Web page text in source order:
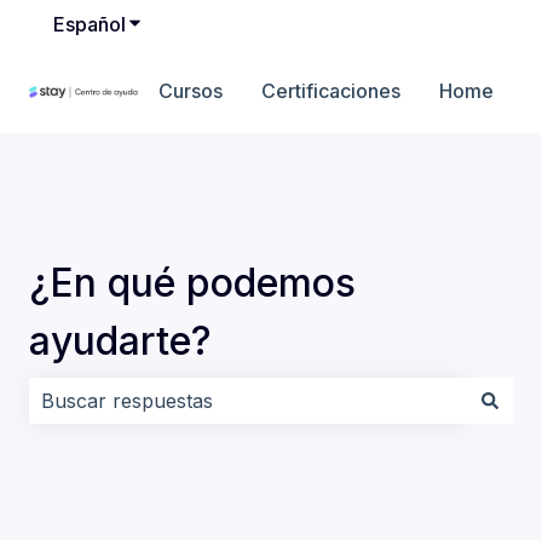
Español Traducciones de Mostrar submenú de
Cursos Certificaciones Home
¿En qué podemos
ayudarte?